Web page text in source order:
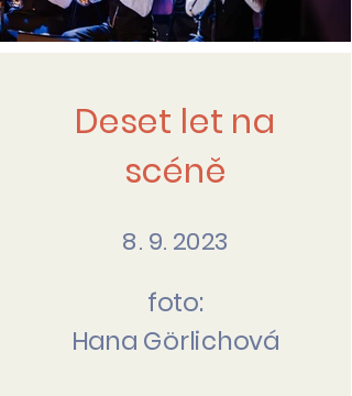
Deset let na
scéně
8. 9. 2023
foto:
Hana Görlichová